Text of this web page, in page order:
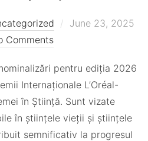
Posted
June 23, 2025
Comments
pentru ediția 2026
Internaționale L’Oréal-
în Știință. Sunt vizate
în științele vieții și științele
semnificativ la progresul